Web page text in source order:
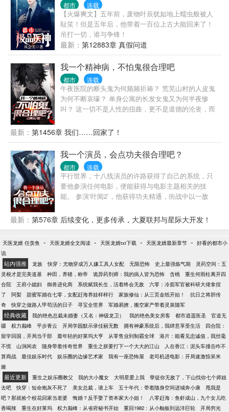
都市 连载
【火爆爽文】五年前，废物叶辰犹如地上蠕虫般被人
耻笑！但是五年后，他带着一百位上古大能回来了！
吊打一切，谁与争锋！
最新： 第12883章 真假问道
我一个精神病，不怕鬼很合理吧
都市 连载
午夜医院的断头鬼为何频频祈祷？ 荒芜山村的人皮鬼
为何不断哀嚎？ 单身公寓的长发女鬼又为何半夜惨
叫？ 这一切不是人性的扭曲，更不是道德的沦丧，而
代，身穿病服的白渊淡然一笑，自语道： “该给厉鬼来
点小小的精神病震撼了！”
最新： 第1456章 我们……回家了！
我一个演员，会点功夫很合理吧？
都市 连载
平行世界，十八线演员的许路获得了自己的系统，只
要他参演任何电影，便能获得与电影主题相关的技
能。 参演‘叶闻2’，他获得功夫精通，街战中以一敌
许风表示：我一个演员，会点功夫很合理吧！ 粉丝：
都被请去警局喝茶了，你觉得合理吗？ 参演鉴宝片，
漏，开局十万倍利润。 参演推理片，他获得破案精通
参演盗墓片，他获得十六字风水秘术绝技，直言某地
有大墓，再度被请去局里喝茶。 …… 当仙侠剧组慕名
而来找到他的时候，所有粉丝全都绷不住了！
最新： 第576章 后续变化，更多传承，大夏联邦与星际大开发！
【大结局】
天医龙婿 任羡鱼 - 天医龙婿全文阅读 - 天医龙婿txt下载 - 天医龙婿最新章节 - 好看的都市小
说
站内强推 龙族 快穿：尤物穿成万人嫌工具人女配 无限恐怖 史上最强炼气期
灵药空间：五
灵根才是完美道基
种田，养猪，称帝 诡异药剂师：我的病人皆为恐怖 含桃
重生何雨柱离开四
合院
王府小媳妇 御兽进化商 系统赋我长生，活着终会无敌
六零：冷面军官被科研大佬拿捏
了
阿梨 甜蜜军婚在七零，女配赶海养娃样样行 家族修仙：从三页金纸开始！
抗日之将胆传
奇
快穿之做路人甲苟活的日子 寻宝全世界 军婚易撩，搬空家产带着灵泉随军
经典收藏 我的绝色总裁未婚妻（又名：神级龙卫） 我的绝色美女房客 都市逍遥医圣
官道无
疆
权力巅峰 平步青云 开局学园默示录佳丽无数 拥有神豪系统后，我肆意享受生活
四合院：
留学回国，开局当干部
最年轻的好莱坞大亨 从零售业到制霸全球
港片：能看见忠诚值，我丝毫
不慌
山涧闲农 随身带着传奇世界 重生之朕要打下一个大大的江山
人在香江：泥头车撞击咋不
算商战
最佳娱乐时代 娱乐圈的边缘艺术家 我有一座恐怖屋
老司机进电影：开局速激惊呆米
娅
最近更新 重生之娱乐圈教父 我的大小魔女 大明星爱上我
孽徒你无敌了，下山找你七个师姐
去吧
快穿：短命炮灰不死了 美女总裁，请上车 五十年代：带着随身空间进城奔小康
甩我是
吧？那就捡个校花回家当老婆
悔婚？反手娶了资本家大小姐！
八零赶海：鱼虾成山，九个女儿吃
香喝辣
重生在好莱坞 权力巅峰：从省府秘书开始 重回1982：从小舢板到远洋巨轮
开局穷光